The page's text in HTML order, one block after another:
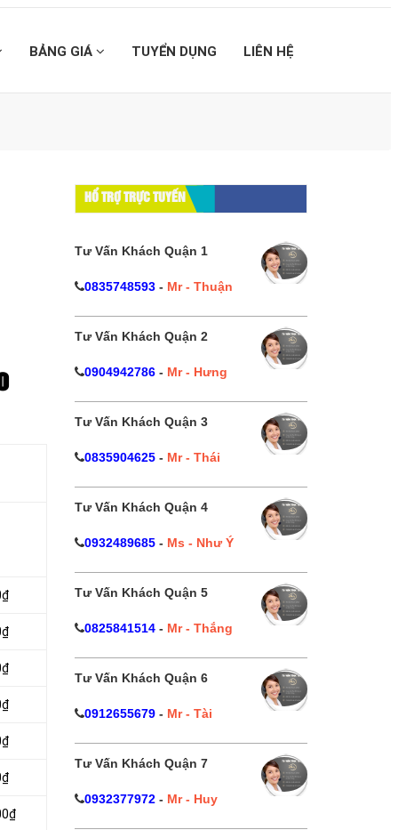
BẢNG GIÁ TUYỂN DỤNG LIÊN HỆ
HỔ TRỢ TRỰC TUYẾN
Tư Vấn Khách Quận 1
0835748593- Mr - Thuận
Tư Vấn Khách Quận 2
0904942786- Mr - Hưng
Tư Vấn Khách Quận 3
0835904625- Mr - Thái
Tư Vấn Khách Quận 4
0932489685- Ms - Như Ý
Tư Vấn Khách Quận 5
0825841514- Mr - Thắng
Tư Vấn Khách Quận 6
0912655679- Mr - Tài
Tư Vấn Khách Quận 7
0932377972- Mr - Huy